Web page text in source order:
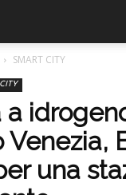
SMART CITY
a
Venezia,
una